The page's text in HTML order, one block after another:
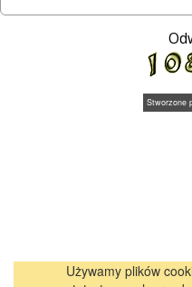
Stworzone
Używamy plików